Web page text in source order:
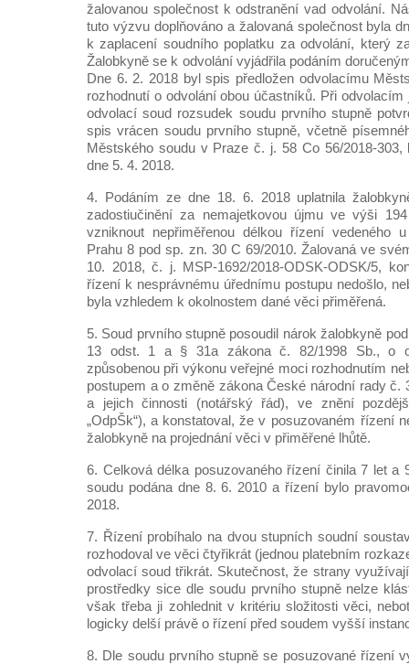
4. Podáním ze dne 18. 6. 2018 uplatnila
zadostiučinění za nemajetkovou újmu ve výši
vzniknout nepřiměřenou délkou řízení vedeného
Prahu 8 pod sp. zn. 30 C 69/2010. Žalovaná ve
10. 2018, č. j. MSP-1692/2018-ODSK-ODSK/5,
řízení k nesprávnému úřednímu postupu nedošlo,
byla vzhledem k okolnostem dané věci přiměřená.
5. Soud prvního stupně posoudil nárok žalobkyně
13 odst. 1 a § 31a zákona č. 82/1998 Sb., o
způsobenou při výkonu veřejné moci rozhodnutím
postupem a o změně zákona České národní rady č.
a jejich činnosti (notářský řád), ve znění
„OdpŠk“), a konstatoval, že v posuzovaném řízení
žalobkyně na projednání věci v přiměřené lhůtě.
6. Celková délka posuzovaného řízení činila 7 let a
soudu podána dne 8. 6. 2010 a řízení bylo
2018.
7. Řízení probíhalo na dvou stupních soudní
rozhodoval ve věci čtyřikrát (jednou platebním
odvolací soud třikrát. Skutečnost, že strany
prostředky sice dle soudu prvního stupně nelze
však třeba ji zohlednit v kritériu složitosti věci,
logicky delší právě o řízení před soudem vyšší
8. Dle soudu prvního stupně se posuzované řízení